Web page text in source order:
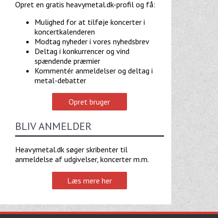
Opret en gratis heavymetal.dk-profil og få:
Mulighed for at tilføje koncerter i
koncertkalenderen
Modtag nyheder i vores nyhedsbrev
Deltag i konkurrencer og vind
spændende præmier
Kommentér anmeldelser og deltag i
metal-debatter
Opret bruger
BLIV ANMELDER
Heavymetal.dk søger skribenter til
anmeldelse af udgivelser, koncerter m.m.
Læs mere her